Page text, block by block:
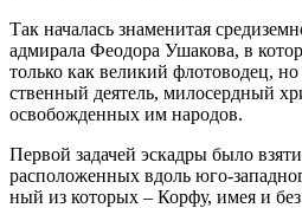
Так на­ча­лась зна­ме­ни­тая
адми­ра­ла Фе­о­до­ра Уша­ко­ва, в
толь­ко как ве­ли­кий фло­то­во­дец,
ствен­ный де­я­тель, ми­ло­серд­ный
осво­бож­ден­ных им на­ро­дов.
Пер­вой за­да­чей эс­кад­ры бы­ло
рас­по­ло­жен­ных вдоль юго-
ный из ко­то­рых – Кор­фу, имея и